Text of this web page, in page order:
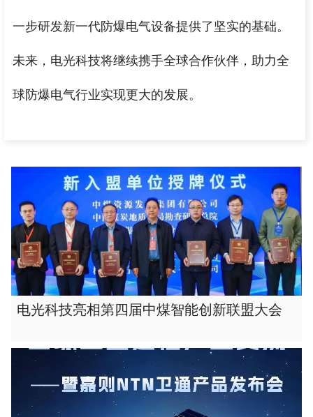
一步研发新一代防爆电气设备提供了坚实的基础。
未来，电光科技将继续携手全球合作伙伴， 助力全
球防爆电气行业实现更大的发展。
电光科技亮相第四届中煤智能创新联盟大会